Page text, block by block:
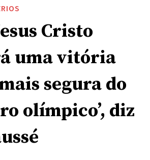
Cristo
uma vitória
segura do
olímpico’, diz